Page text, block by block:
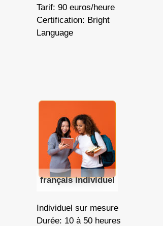
Tarif: 90 euros/heure
Certification: Bright
Language
français individuel
Individuel sur mesure
Durée: 10 à 50 heures